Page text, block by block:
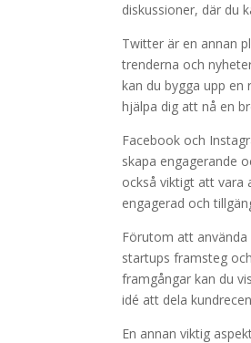
diskussioner, där du
Twitter är en annan
trenderna och
kan du bygga upp
hjälpa dig att nå en
Facebook och
skapa engagerande
också viktigt att vara
engagerad och
Förutom att
startups framsteg
framgångar kan du
idé att dela
En annan viktig